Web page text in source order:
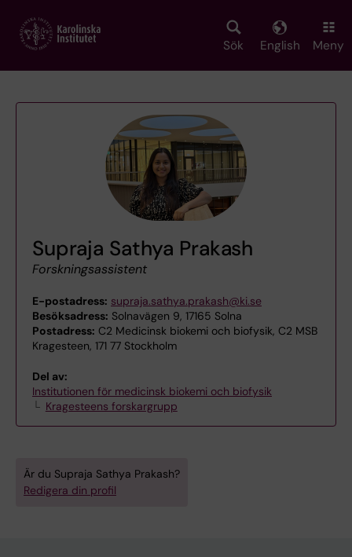
main
Sök English Meny
Supraja Sathya Prakash
Forskningsassistent
E-postadress: supraja.sathya.prakash@ki.se
Besöksadress: Solnavägen 9, 17165 Solna
Postadress: C2 Medicinsk biokemi och biofysik, C2 MSB
Kragesteen, 171 77 Stockholm
Del av:
Institutionen för medicinsk biokemi och biofysik
Kragesteens forskargrupp
Är du Supraja Sathya Prakash?
Redigera din profil